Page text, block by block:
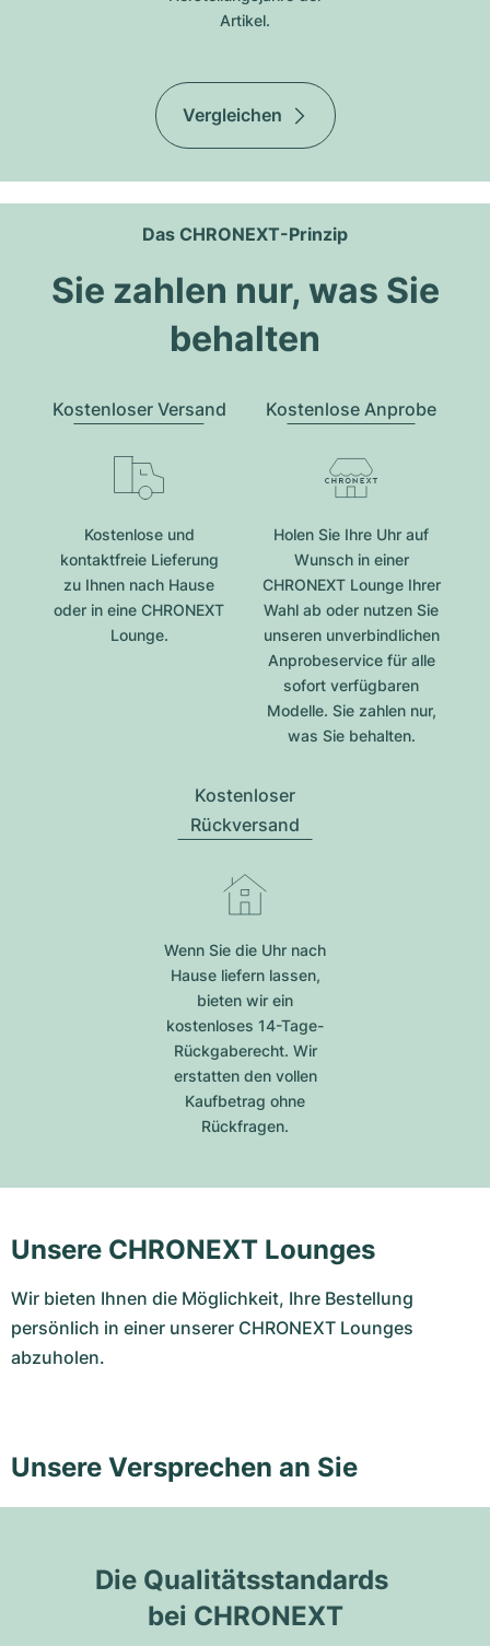
Artikel.
Vergleichen
Das CHRONEXT-Prinzip
Sie zahlen nur, was Sie
behalten
Kostenloser Versand
Kostenlose und
kontaktfreie Lieferung
zu Ihnen nach Hause
oder in eine CHRONEXT
Lounge.
Kostenlose Anprobe
Holen Sie Ihre Uhr auf
Wunsch in einer
CHRONEXT Lounge Ihrer
Wahl ab oder nutzen Sie
unseren unverbindlichen
Anprobeservice für alle
sofort verfügbaren
Modelle. Sie zahlen nur,
was Sie behalten.
Kostenloser
Rückversand
Wenn Sie die Uhr nach
Hause liefern lassen,
bieten wir ein
kostenloses 14-Tage-
Rückgaberecht. Wir
erstatten den vollen
Kaufbetrag ohne
Rückfragen.
Unsere CHRONEXT Lounges
Wir bieten Ihnen die Möglichkeit, Ihre Bestellung
persönlich in einer unserer CHRONEXT Lounges
abzuholen.
Unsere Versprechen an Sie
Die Qualitätsstandards
bei CHRONEXT